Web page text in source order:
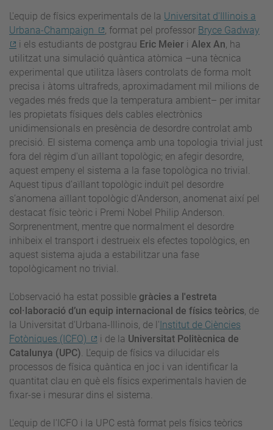
L'equip de físics experimentals de la Universitat d'Illinois a
Urbana-Champaign
, format pel professor Bryce Gadway
i els estudiants de postgrau Eric Meier i Alex An, ha
utilitzat una simulació quàntica atòmica –una tècnica
experimental que utilitza làsers controlats de forma molt
precisa i àtoms ultrafreds, aproximadament mil milions de
vegades més freds que la temperatura ambient– per imitar
les propietats físiques dels cables electrònics
unidimensionals en presència de desordre controlat amb
precisió. El sistema comença amb una topologia trivial just
fora del règim d'un aïllant topològic; en afegir desordre,
aquest empeny el sistema a la fase topològica no trivial.
Aquest tipus d’aïllant topològic induït pel desordre
s’anomena aïllant topològic d'Anderson, anomenat així pel
destacat físic teòric i Premi Nobel Philip Anderson.
Sorprenentment, mentre que normalment el desordre
inhibeix el transport i destrueix els efectes topològics, en
aquest sistema ajuda a estabilitzar una fase
topològicament no trivial.
L'observació ha estat possible gràcies a l'estreta
col·laboració d’un equip internacional de físics teòrics, de
la Universitat d'Urbana-Illinois, de l' Institut de Ciències
Fotòniques (ICFO)
i de la Universitat Politècnica de
Catalunya (UPC). L’equip de físics va dilucidar els
processos de física quàntica en joc i van identificar la
quantitat clau en què els físics experimentals havien de
fixar-se i mesurar dins el sistema.
L'equip de l'ICFO i la UPC està format pels físics teòrics